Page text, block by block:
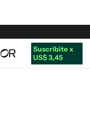
Suscribite x
US$ 3,45